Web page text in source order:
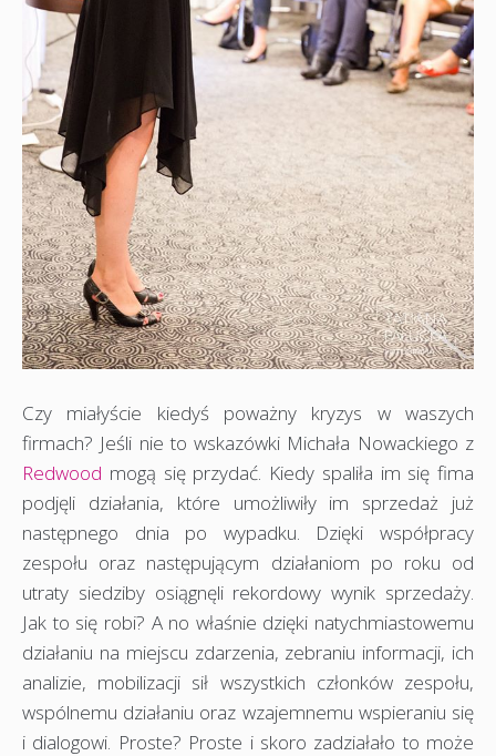
Czy miałyście kiedyś poważny kryzys w waszych
firmach? Jeśli nie to wskazówki Michała Nowackiego z
Redwood mogą się przydać. Kiedy spaliła im się fima
podjęli działania, które umożliwiły im sprzedaż już
następnego dnia po wypadku. Dzięki współpracy
zespołu oraz następującym działaniom po roku od
utraty siedziby osiągnęli rekordowy wynik sprzedaży.
Jak to się robi? A no właśnie dzięki natychmiastowemu
działaniu na miejscu zdarzenia, zebraniu informacji, ich
analizie, mobilizacji sił wszystkich członków zespołu,
wspólnemu działaniu oraz wzajemnemu wspieraniu się
i dialogowi. Proste? Proste i skoro zadziałało to może